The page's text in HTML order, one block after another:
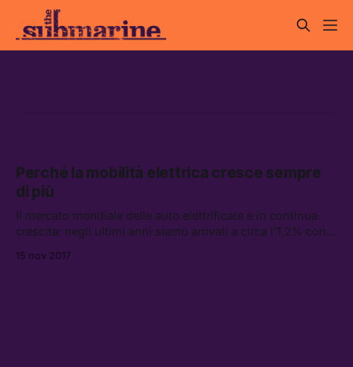
Perché la mobilità elettrica cresce sempre
di più
Il mercato mondiale delle auto elettrificate è in continua
crescita: negli ultimi anni siamo arrivati a circa l’1,2% con
15 nov 2017